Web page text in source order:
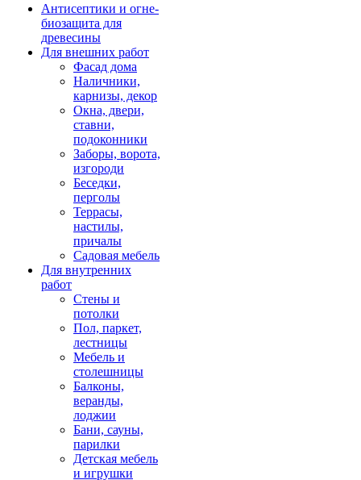
Антисептики и огне-
биозащита для
древесины
Для внешних работ
Фасад дома
Наличники,
карнизы, декор
Окна, двери,
ставни,
подоконники
Заборы, ворота,
изгороди
Беседки,
перголы
Террасы,
настилы,
причалы
Садовая мебель
Для внутренних
работ
Стены и
потолки
Пол, паркет,
лестницы
Мебель и
столешницы
Балконы,
веранды,
лоджии
Бани, сауны,
парилки
Детская мебель
и игрушки